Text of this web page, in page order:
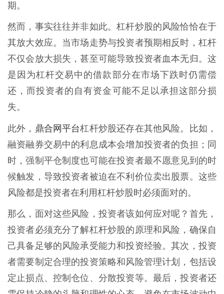
期。
然而，事实往往并非如此。杠杆炒股的风险恰恰在于
其放大效应。当市场走势与投资者预期相反时，杠杆
不仅会放大损失，甚至可能导致投资者血本无归。这
是因为杠杆交易中的借款部分在市场下跌时仍需偿
还，而投资者的自有资金可能不足以承担这部分损
失。
此外， 鼎合网平台杠杆炒股还存在其他风险。比如，
融资融券交易中的利息成本会增加投资者的负担；同
时，强制平仓制度也可能在投资者最不愿意见到的时
候触发，导致投资者被迫在不利价位卖出股票。这些
风险都是投资者在利用杠杆炒股时必须面对的。
那么，面对这些风险，投资者该如何应对呢？首先，
投资者必须充分了解杠杆炒股的原理和风险，确保自
己具备足够的风险承受能力和投资经验。其次，投资
者需要制定合理的投资策略和风险管理计划，包括设
定止损点、控制仓位、分散投资等。最后，投资者还